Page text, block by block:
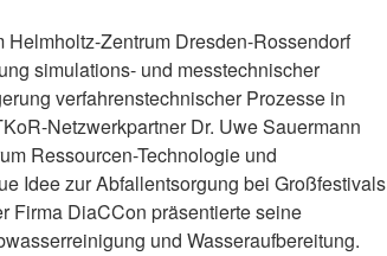
Helmholtz-Zentrum Dresden-Rossendorf
simulations- und messtechnischer
verfahrenstechnischer Prozesse in
Netzwerkpartner Dr. Uwe Sauermann
Ressourcen-Technologie und
Idee zur Abfallentsorgung bei Großfestivals
Firma DiaCCon präsentierte seine
und Wasseraufbereitung.